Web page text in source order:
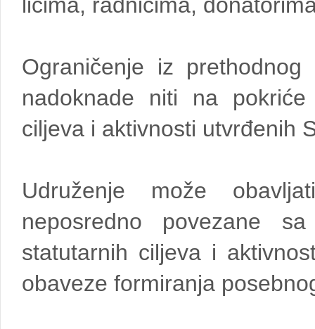
Ograničenje iz
nadoknade niti na
ciljeva i aktivnosti utvrđenih
Udruženje može
neposredno povezane
statutarnih ciljeva i
obaveze formiranja